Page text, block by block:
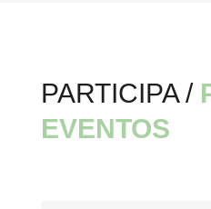
PARTICIPA /
EVENTOS